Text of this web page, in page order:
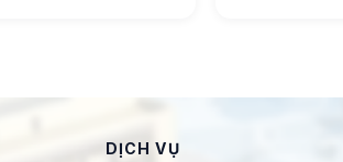
DỊCH VỤ